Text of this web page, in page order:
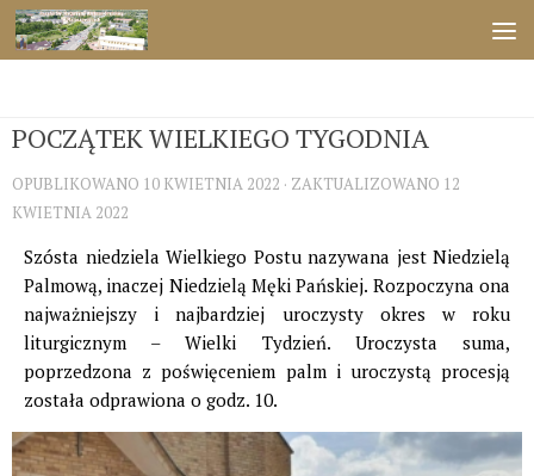
Przejdź do treści
POCZĄTEK WIELKIEGO TYGODNIA
OPUBLIKOWANO 10 KWIETNIA 2022 · ZAKTUALIZOWANO 12
KWIETNIA 2022
Szósta niedziela Wielkiego Postu nazywana jest Niedzielą
Palmową, inaczej Niedzielą Męki Pańskiej. Rozpoczyna ona
najważniejszy i najbardziej uroczysty okres w roku
liturgicznym – Wielki Tydzień. Uroczysta suma,
poprzedzona z poświęceniem palm i uroczystą procesją
została odprawiona o godz. 10.